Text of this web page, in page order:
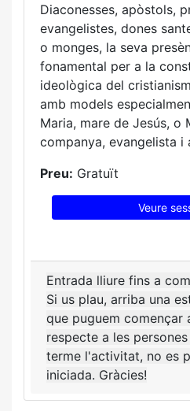
Diaconesses, apòstols,
evangelistes, dones
o monges, la seva
fonamental per a la
ideològica del
amb models
Maria, mare de Jesús, o
companya, evangelista i
Preu: Gratuït
Veure
Entrada lliure fins a
Si us plau, arriba una
que puguem començar
respecte a les
terme l'activitat, no es
iniciada. Gràcies!